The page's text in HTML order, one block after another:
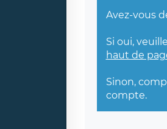
Avez-vous
Si oui,
haut de
Sinon,
compte.